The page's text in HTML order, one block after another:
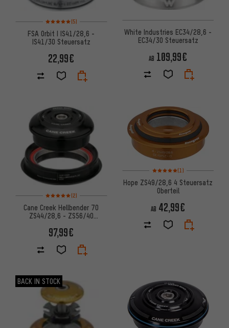
Bewertungen: 5 von 5 basierend auf 5 Bewertungen
(5)
FSA Orbit I IS41/28,6 -
IS41/30 Steuersatz
22,99€
White Industries EC34/28,6 -
EC34/30 Steuersatz
AB 109,99€
Bewertungen: 5 von 5 basierend auf 2 Bewertungen
(2)
Cane Creek Hellbender 70
ZS44/28,6 - ZS56/40
97,99€
Bewertungen: 5 von 5
(1)
Hope ZS49/28,6 4 Steuersatz
Oberteil
AB 42,99€
BACK IN STOCK